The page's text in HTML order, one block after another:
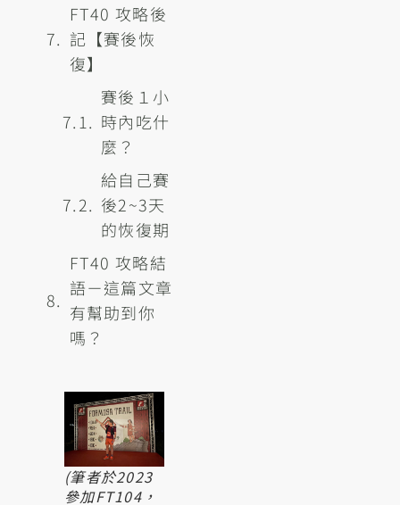
FT40 攻略後
記【賽後恢
復】
賽後１小
時內吃什
麼？
給自己賽
後2~3天
的恢復期
FT40 攻略結
語－這篇文章
有幫助到你
嗎？
(筆者於2023
參加FT104，